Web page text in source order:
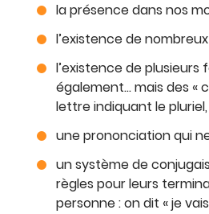
la présence dans nos
l’existence de nombreux
l’existence de plusieurs
également… mais des «
lettre indiquant le
une prononciation qui
un système de
règles pour leurs
personne : on dit « je